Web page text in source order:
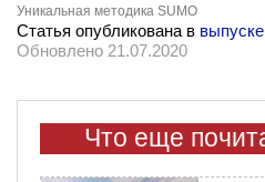
Уникальная методика SUMO
Статья опубликована в
Обновлено 21.07.2020
Что еще